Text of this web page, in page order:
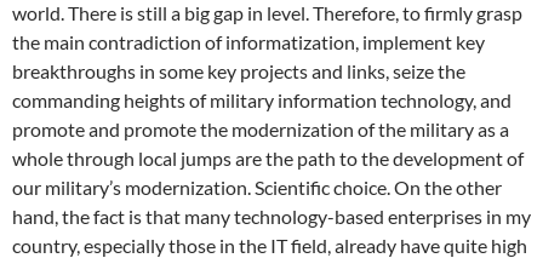
world. There is still a big gap in level. Therefore, to firmly grasp
the main contradiction of informatization, implement key
breakthroughs in some key projects and links, seize the
commanding heights of military information technology, and
promote and promote the modernization of the military as a
whole through local jumps are the path to the development of
our military’s modernization. Scientific choice. On the other
hand, the fact is that many technology-based enterprises in my
country, especially those in the IT field, already have quite high